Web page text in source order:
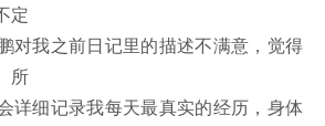
定
对我之前日记里的描述不满意，觉得
所
详细记录我每天最真实的经历，身体